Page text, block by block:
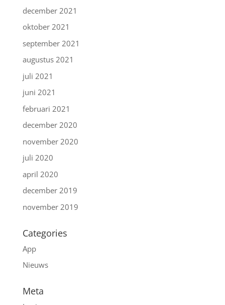
december 2021
oktober 2021
september 2021
augustus 2021
juli 2021
juni 2021
februari 2021
december 2020
november 2020
juli 2020
april 2020
december 2019
november 2019
Categories
App
Nieuws
Meta